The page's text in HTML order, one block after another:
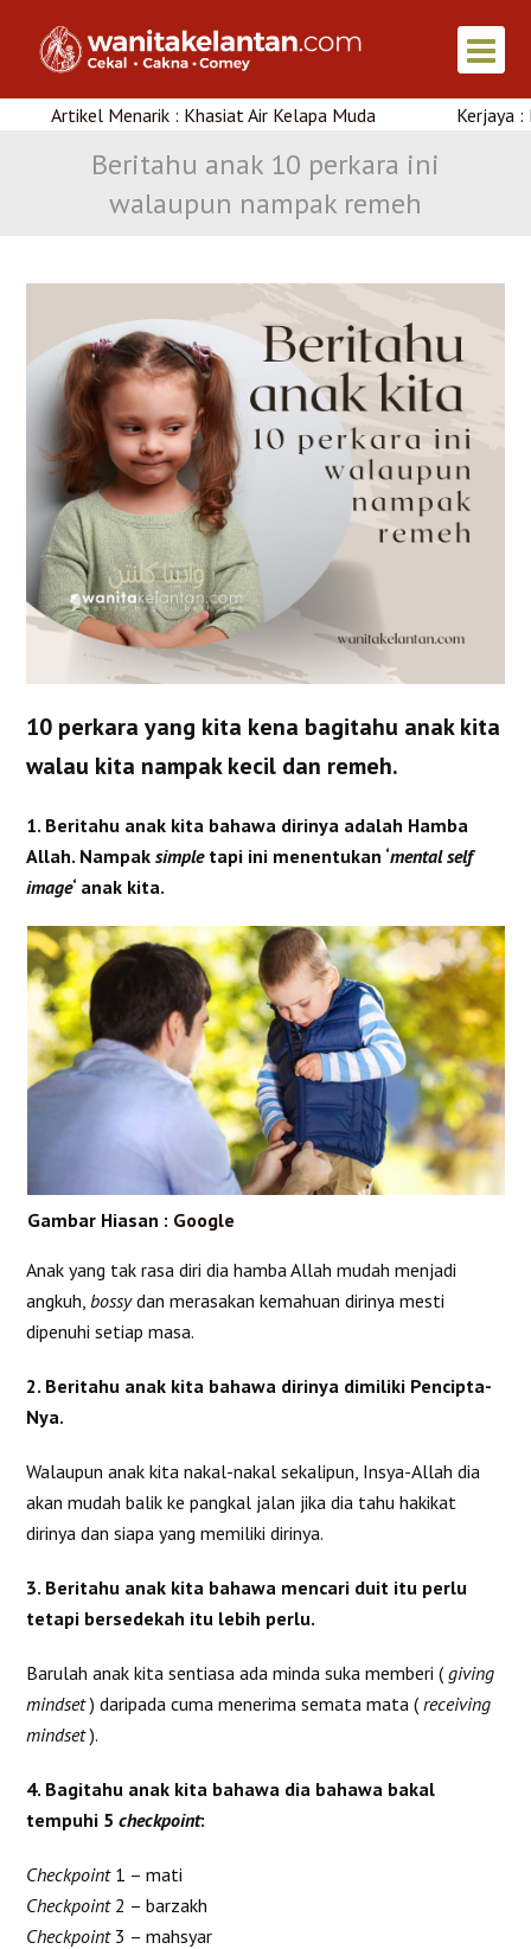
Menarik : Khasiat Air Kelapa Muda Kerjaya : Kursus
Beritahu anak 10 perkara ini
walaupun nampak remeh
10 perkara yang kita kena bagitahu anak kita
walau kita nampak kecil dan remeh.
1. Beritahu anak kita bahawa dirinya adalah Hamba
Allah. Nampaksimpletapi ini menentukan ‘mental self
image‘ anak kita.
Gambar Hiasan : Google
Anak yang tak rasa diri dia hamba Allah mudah menjadi
angkuh,bossydan merasakan kemahuan dirinya mesti
dipenuhi setiap masa.
2. Beritahu anak kita bahawa dirinya dimiliki Pencipta-
Nya.
Walaupun anak kita nakal-nakal sekalipun, Insya-Allah dia
akan mudah balik ke pangkal jalan jika dia tahu hakikat
dirinya dan siapa yang memiliki dirinya.
3. Beritahu anak kita bahawa mencari duit itu perlu
tetapi bersedekah itu lebih perlu.
Barulah anak kita sentiasa ada minda suka memberi (giving
mindset) daripada cuma menerima semata mata (receiving
mindset).
4. Bagitahu anak kita bahawa dia bahawa bakal
tempuhi 5checkpoint:
Checkpoint1 – mati
Checkpoint2 – barzakh
Checkpoint3 – mahsyar